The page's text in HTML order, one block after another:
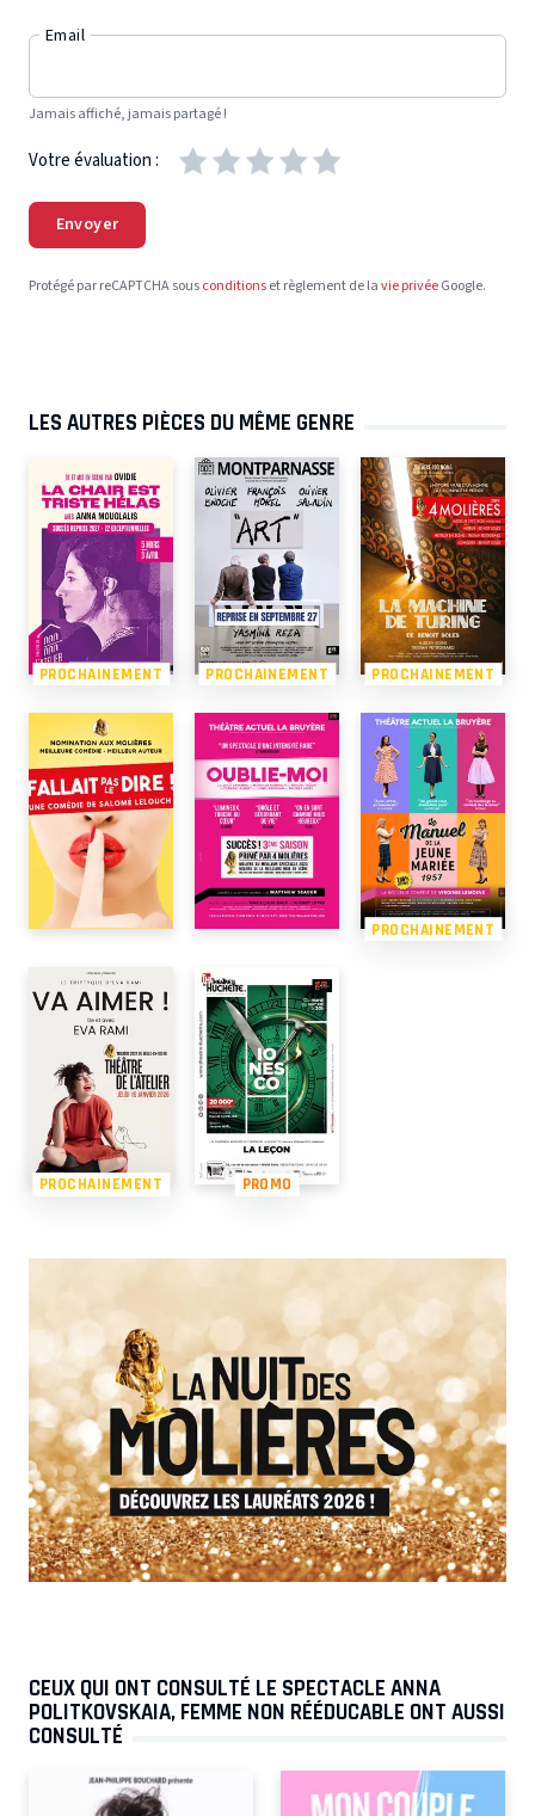
Email
Jamais affiché, jamais partagé !
Votre évaluation :
Envoyer
Protégé par reCAPTCHA sousconditionset règlement de lavie privéeGoogle.
LES AUTRES PIÈCES DU MÊME GENRE
PROCHAINEMENT PROCHAINEMENT PROCHAINEMENT
PROCHAINEMENT
PROCHAINEMENT PROMO
CEUX QUI ONT CONSULTÉ LE SPECTACLE ANNA
POLITKOVSKAIA, FEMME NON RÉÉDUCABLE ONT AUSSI
CONSULTÉ